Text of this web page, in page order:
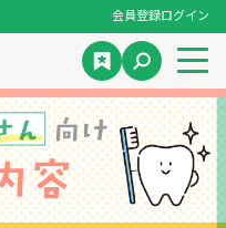
会員登録ログイン